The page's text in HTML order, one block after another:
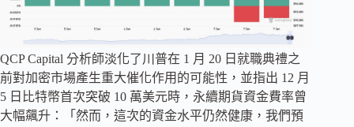
QCP Capital 分析師淡化了川普在 1 月 20 日就職典禮之
前對加密市場產生重大催化作用的可能性，並指出 12 月
5 日比特幣首次突破 10 萬美元時，永續期貨資金費率曾
大幅飆升：「然而，這次的資金水平仍然健康，我們預